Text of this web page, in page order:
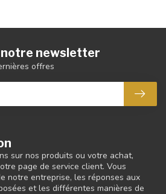
sur nos produits ou votre achat,
page de service client. Vous
notre entreprise, les réponses aux
et les différentes manières de
notre newsletter
offres